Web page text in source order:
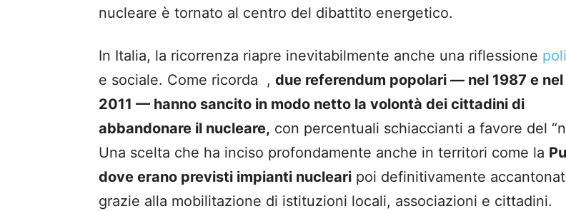
nucleare è tornato al centro del dibattito energetico.
In Italia, la ricorrenza riapre inevitabilmente anche una riflessione
e sociale. Come ricorda
, due referendum popolari — nel 1987 e nel
2011 — hanno sancito in modo netto la volontà dei cittadini di
abbandonare il nucleare, con percentuali schiaccianti a favore del
Una scelta che ha inciso profondamente anche in territori come la
dove erano previsti impianti nucleari poi definitivamente
grazie alla mobilitazione di istituzioni locali, associazioni e cittadini.